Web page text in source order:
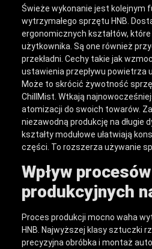
Świeże wykonanie jest kolejnym
wytrzymałego sprzętu HNB.
ergonomicznych kształtów,
użytkownika. Są one również
przekładni. Cechy takie jak
ustawienia przepływu powietrza
Może to skrócić żywotność
ChillMist. Wtkają
atomizacji do swoich towarów.
niezawodną produkcję na długie
kształty modułowe ułatwiają
części. To rozszerza używanie
Wpływ procesów
produkcyjnych
Proces produkcji mocno waha
HNB. Najwyższej klasy sztuczki
precyzyjna obróbka i montaż